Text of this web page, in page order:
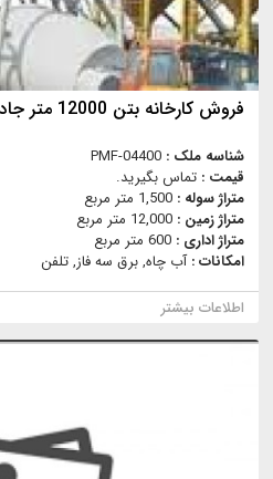
فروش کارخانه بتن 12000 متر جاده مخصوص کرج
شناسه ملک : PMF-04400
قیمت : تماس بگیرید.
متراژ سوله : 1,500 متر مربع
متراژ زمین : 12,000 متر مربع
متراژ اداری : 600 متر مربع
امکانات :آب چاه, برق سه فاز, تلفن
اطلاعات بیشتر